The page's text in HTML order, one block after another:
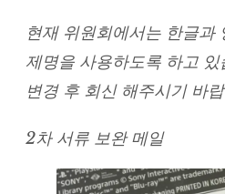
현재 위원회에서는 한글과
제명을 사용하도록 하고
변경 후 회신 해주시기 바
2차 서류 보완 메일